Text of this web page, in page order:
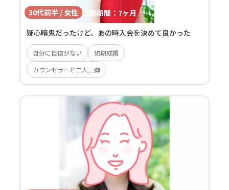
30代前半 / 女性 活動期間： 7ヶ月
疑心暗鬼だったけど、あの時入会を決めて良かった
自分に自信がない
短期成婚
カウンセラーと二人三脚